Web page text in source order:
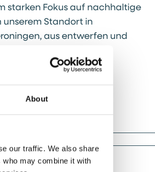
About
our traffic. We also share
may combine it with
starken Fokus auf nachhaltige
unserem Standort in
aus entwerfen und
für unterschiedliche